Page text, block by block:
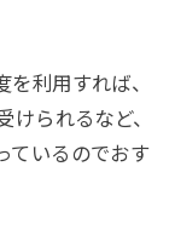
利用すれば、
られるなど、
ているのでおす